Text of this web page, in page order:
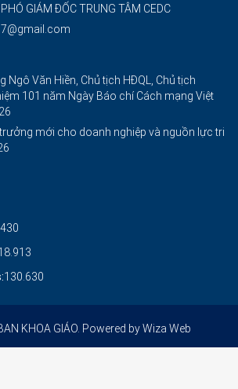
GIÁM ĐỐC TRUNG TÂM CEDC
Ngô Văn Hiền, Chủ tịch HĐQL, Chủ tịch
101 năm Ngày Báo chí Cách mạng Việt
mới cho doanh nghiệp và nguồn lực tri
130.630
KHOA GIÁO. Powered byWiza Web